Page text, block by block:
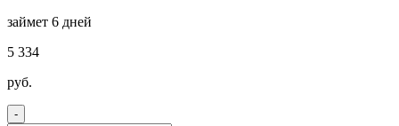
займет 6 дней
5 334
руб.
-